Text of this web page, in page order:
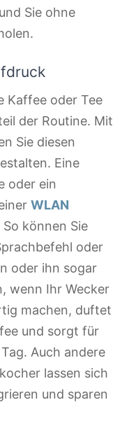
Sie ohne
Kaffee oder Tee
der Routine. Mit
Sie diesen
Eine
oder ein
WLAN
können Sie
oder
oder ihn sogar
wenn Ihr Wecker
machen, duftet
und sorgt für
Auch andere
lassen sich
und sparen